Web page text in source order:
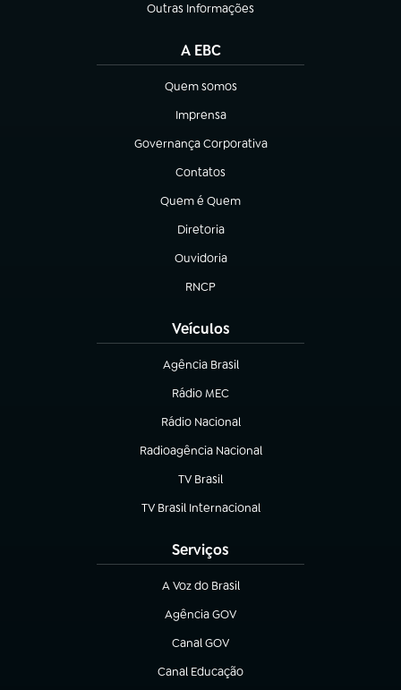
Outras Informações
(abre em nova aba)
A EBC
Quem somos
(abre em nova aba)
Imprensa
(abre em nova aba)
Governança Corporativa
(abre em nova aba)
Contatos
(abre em nova aba)
Quem é Quem
(abre em nova aba)
Diretoria
(abre em nova aba)
Ouvidoria
(abre em nova aba)
RNCP
(abre em nova aba)
Veículos
Agência Brasil
(abre em nova aba)
Rádio MEC
Rádio Nacional
(abre em nova aba)
Radioagência Nacional
(abre em nova aba)
TV Brasil
(abre em nova aba)
TV Brasil Internacional
(abre em nova aba)
Serviços
A Voz do Brasil
(abre em nova aba)
Agência GOV
(abre em nova aba)
Canal GOV
(abre em nova aba)
Canal Educação
(abre em nova aba)